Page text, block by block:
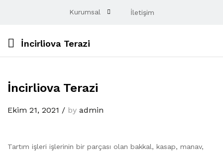
Kurumsal İletişim
İncirliova Terazi
İncirliova Terazi
Ekim 21, 2021 / by admin
Tartım işleri işlerinin bir parçası olan bakkal, kasap, manav,